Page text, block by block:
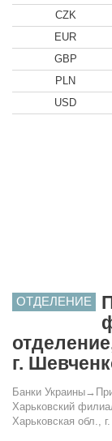
CZK
EUR
GBP
PLN
USD
ОТДЕЛЕНИЕ
г.
Банки Украины→
Харьковский
Харьковская обл.,